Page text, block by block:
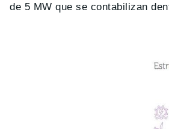
de 5 MW que se contabilizan